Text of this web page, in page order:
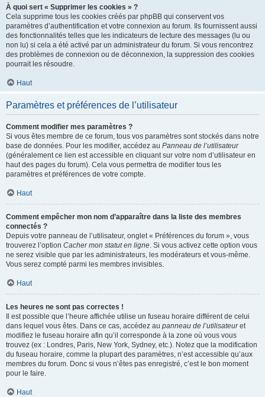
À quoi sert « Supprimer les cookies » ?
Cela supprime tous les cookies créés par phpBB qui conservent vos
paramètres d’authentification et votre connexion au forum. Ils fournissent aussi
des fonctionnalités telles que les indicateurs de lecture des messages (lu ou
non lu) si cela a été activé par un administrateur du forum. Si vous rencontrez
des problèmes de connexion ou de déconnexion, la suppression des cookies
pourrait les résoudre.
Haut
Paramètres et préférences de l’utilisateur
Comment modifier mes paramètres ?
Si vous êtes membre de ce forum, tous vos paramètres sont stockés dans notre
base de données. Pour les modifier, accédez au Panneau de l’utilisateur
(généralement ce lien est accessible en cliquant sur votre nom d’utilisateur en
haut des pages du forum). Cela vous permettra de modifier tous les
paramètres et préférences de votre compte.
Haut
Comment empêcher mon nom d’apparaître dans la liste des membres
connectés ?
Depuis votre panneau de l’utilisateur, onglet « Préférences du forum », vous
trouverez l’option Cacher mon statut en ligne. Si vous activez cette option vous
ne serez visible que par les administrateurs, les modérateurs et vous-même.
Vous serez compté parmi les membres invisibles.
Haut
Les heures ne sont pas correctes !
Il est possible que l’heure affichée utilise un fuseau horaire différent de celui
dans lequel vous êtes. Dans ce cas, accédez au panneau de l’utilisateuret
modifiez le fuseau horaire afin qu’il corresponde à la zone où vous vous
trouvez (ex : Londres, Paris, New York, Sydney, etc.). Notez que la modification
du fuseau horaire, comme la plupart des paramètres, n’est accessible qu’aux
membres du forum. Donc si vous n’êtes pas enregistré, c’est le bon moment
pour le faire.
Haut